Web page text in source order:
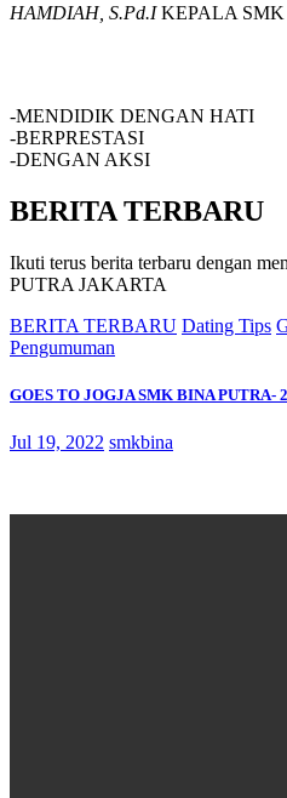
HAMDIAH, S.Pd.IKEPALA
-MENDIDIK DENGAN HATI
-BERPRESTASI
-DENGAN AKSI
BERITA TERBARU
Ikuti terus berita terbaru dengan
PUTRA JAKARTA
BERITA TERBARU Dating Tips
Pengumuman
GOES TO JOGJA SMK BINA PUTRA-
Jul 19, 2022 smkbina